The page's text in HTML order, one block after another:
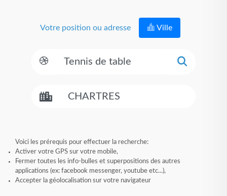
Votre position ou adresse Ville
Voici les prérequis pour effectuer la recherche:
Activer votre GPS sur votre mobile,
Fermer toutes les info-bulles et superpositions des autres
applications (ex: facebook messenger, youtube etc...),
Accepter la géolocalisation sur votre navigateur